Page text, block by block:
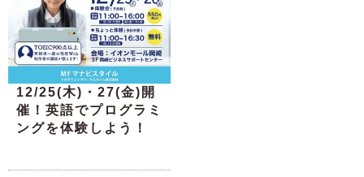
12/25(木)・27(金)開
催！英語でプログラミ
ングを体験しよう！